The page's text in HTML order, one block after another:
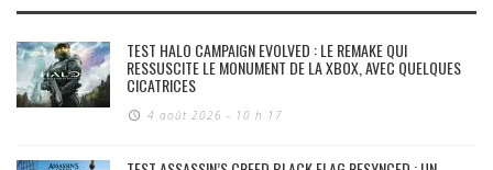
TEST HALO CAMPAIGN EVOLVED : LE REMAKE QUI
RESSUSCITE LE MONUMENT DE LA XBOX, AVEC QUELQUES
CICATRICES
4 août 2026 - 10 h 17